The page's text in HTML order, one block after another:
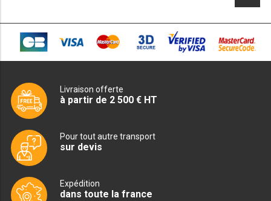
SOUBASSEMENT RÉFRIGÉRÉ
TABLE DE PRÉPARATION
TABLE DE PRÉPARATION 700 / 800
SALADETTE COMPACTE VITRÉE
Livraison offerte
à partir de 2 500 € HT
Pour tout autre transport
sur devis
Expédition
dans toute la france